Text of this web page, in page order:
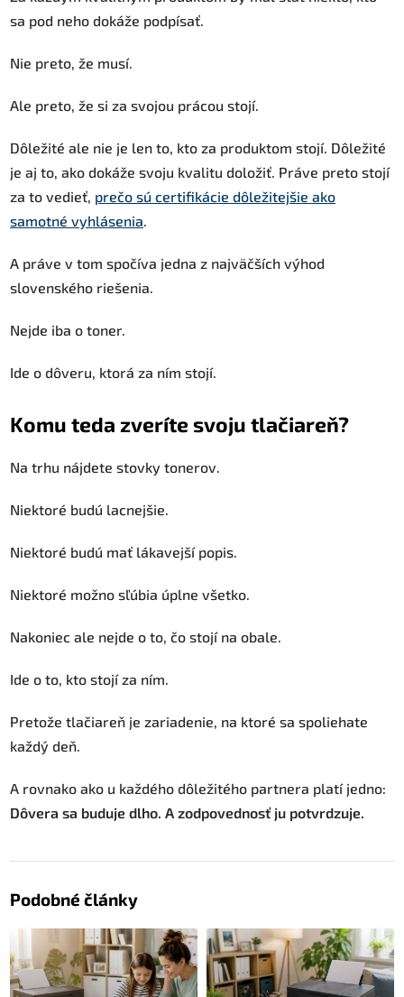
sa pod neho dokáže podpísať.
Nie preto, že musí.
Ale preto, že si za svojou prácou stojí.
Dôležité ale nie je len to, kto za produktom stojí. Dôležité
je aj to, ako dokáže svoju kvalitu doložiť. Práve preto stojí
za to vedieť, prečo sú certifikácie dôležitejšie ako
samotné vyhlásenia
A práve v tom spočíva jedna z najväčších výhod
slovenského riešenia.
Nejde iba o toner.
Ide o dôveru, ktorá za ním stojí.
Komu teda zveríte svoju tlačiareň?
Na trhu nájdete stovky tonerov.
Niektoré budú lacnejšie.
Niektoré budú mať lákavejší popis.
Niektoré možno sľúbia úplne všetko.
Nakoniec ale nejde o to, čo stojí na obale.
Ide o to, kto stojí za ním.
Pretože tlačiareň je zariadenie, na ktoré sa spoliehate
každý deň.
A rovnako ako u každého dôležitého partnera platí jedno:
Dôvera sa buduje dlho. A zodpovednosť ju potvrdzuje.
Podobné články